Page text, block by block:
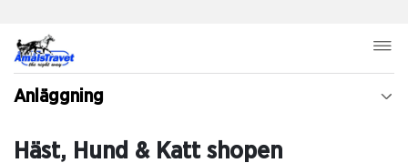
Anläggning
Häst, Hund & Katt shopen